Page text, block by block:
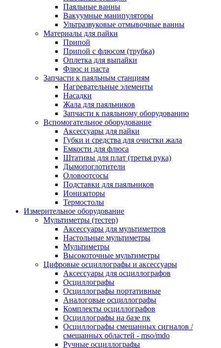
Паяльные ванны
Вакуумные манипуляторы
Ультразвуковые отмывочные ванны
Материалы для пайки
Припой
Припой с флюсом (трубка)
Оплетка для выпайки
Флюс и паста
Запчасти к паяльным станциям
Нагревательные элементы
Насадки
Жала для паяльников
Запчасти к паяльному оборудованию
Вспомогательное оборудование
Аксессуары для пайки
Губки и средства для очистки жала
Емкости для флюса
Штативы для плат (третья рука)
Дымопоглотители
Оловоотсосы
Подставки для паяльников
Ионизаторы
Термостолы
Измерительное оборудование
Мультиметры (тестер)
Аксессуары для мультиметров
Настольные мультиметры
Мультиметры
Высокоточные мультиметры
Цифровые осциллографы и аксессуары
Аксессуары для осциллографов
Осциллографы
Осциллографы портативные
Аналоговые осциллографы
Комплекты осциллографов
Осциллографы на базе пк
Осциллографы смешанных сигналов /
смешанных областей - mso/mdo
Ручные осциллографы